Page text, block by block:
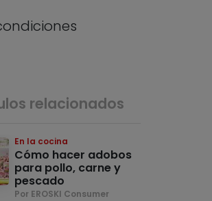
relacionados
En la cocina
Cómo hacer adobos
para pollo, carne y
pescado
Por EROSKI Consumer